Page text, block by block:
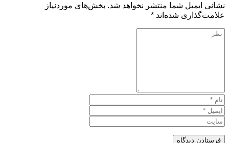
نشانی ایمیل شما منتشر نخواهد شد. بخش‌های موردنیاز
علامت‌گذاری شده‌اند *